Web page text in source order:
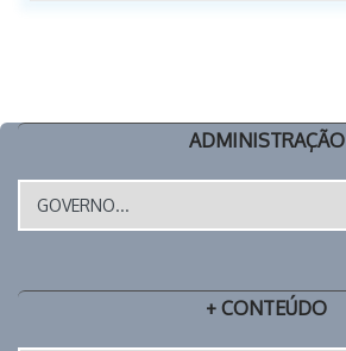
ADMINISTRAÇÃO
+ CONTEÚDO